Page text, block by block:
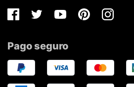
FacebookTwitterYoutubePinterestInstagram
Pago seguro